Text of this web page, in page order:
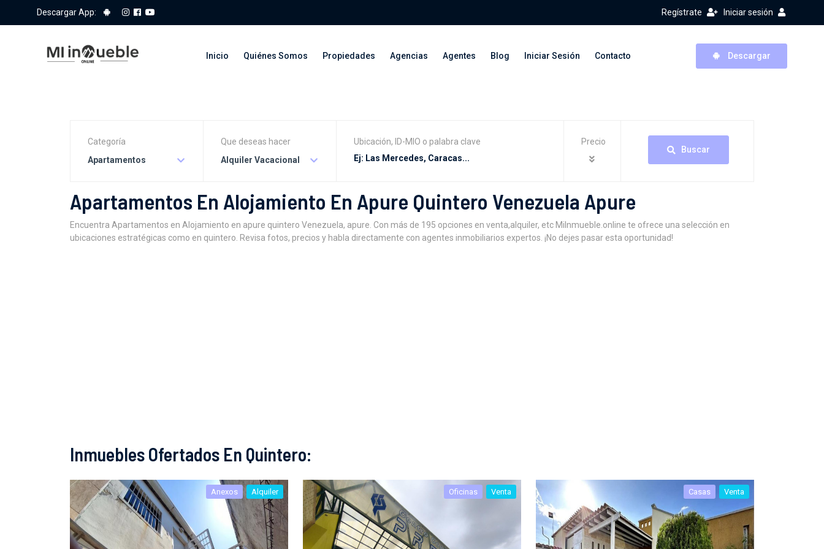
Descargar App: Regístrate Iniciar sesión
Inicio Quiénes Somos Propiedades Agencias Agentes Blog Iniciar Sesión Contacto Descargar
Categoría
Apartamentos
Que deseas hacer
Alquiler Vacacional
Ubicación, ID-MIO o palabra clave
Precio
Buscar
Apartamentos En Alojamiento En Apure Quintero Venezuela Apure
Encuentra Apartamentos en Alojamiento en apure quintero Venezuela, apure. Con más de 195 opciones en venta,alquiler, etc MiInmueble.online te ofrece una selección en
ubicaciones estratégicas como en quintero. Revisa fotos, precios y habla directamente con agentes inmobiliarios expertos. ¡No dejes pasar esta oportunidad!
Inmuebles Ofertados En Quintero:
Anexos Alquiler Oficinas Venta Casas Venta